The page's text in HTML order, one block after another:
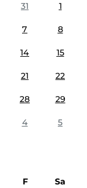
31 1
7 8
14 15
21 22
28 29
4 5
F
Sa